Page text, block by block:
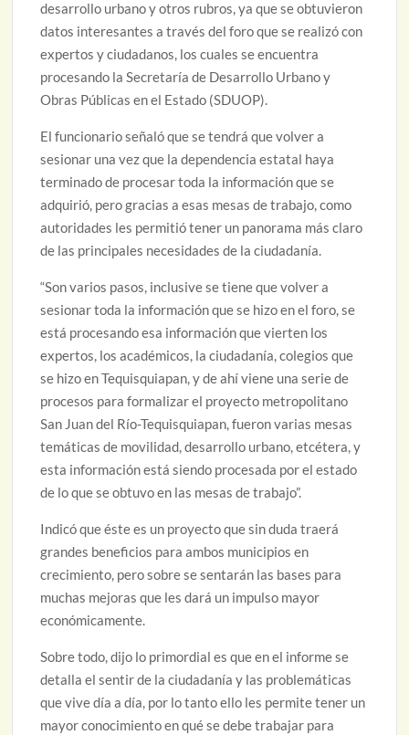
desarrollo urbano y otros rubros, ya que se obtuvieron
datos interesantes a través del foro que se realizó con
expertos y ciudadanos, los cuales se encuentra
procesando la Secretaría de Desarrollo Urbano y
Obras Públicas en el Estado (SDUOP).
El funcionario señaló que se tendrá que volver a
sesionar una vez que la dependencia estatal haya
terminado de procesar toda la información que se
adquirió, pero gracias a esas mesas de trabajo, como
autoridades les permitió tener un panorama más claro
de las principales necesidades de la ciudadanía.
“Son varios pasos, inclusive se tiene que volver a
sesionar toda la información que se hizo en el foro, se
está procesando esa información que vierten los
expertos, los académicos, la ciudadanía, colegios que
se hizo en Tequisquiapan, y de ahí viene una serie de
procesos para formalizar el proyecto metropolitano
San Juan del Río-Tequisquiapan, fueron varias mesas
temáticas de movilidad, desarrollo urbano, etcétera, y
esta información está siendo procesada por el estado
de lo que se obtuvo en las mesas de trabajo”.
Indicó que éste es un proyecto que sin duda traerá
grandes beneficios para ambos municipios en
crecimiento, pero sobre se sentarán las bases para
muchas mejoras que les dará un impulso mayor
económicamente.
Sobre todo, dijo lo primordial es que en el informe se
detalla el sentir de la ciudadanía y las problemáticas
que vive día a día, por lo tanto ello les permite tener un
mayor conocimiento en qué se debe trabajar para